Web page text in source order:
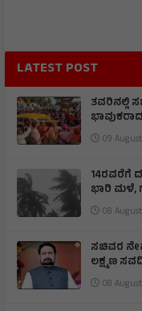
LATEST POST
ತವರಿನಲ್ಲಿ
09
14ರವರೆಗೆ
ಭಾರಿ ಮಳೆ,
08
ಸಚಿವರ
ಲಕ್ಷ್ಮಣ
08